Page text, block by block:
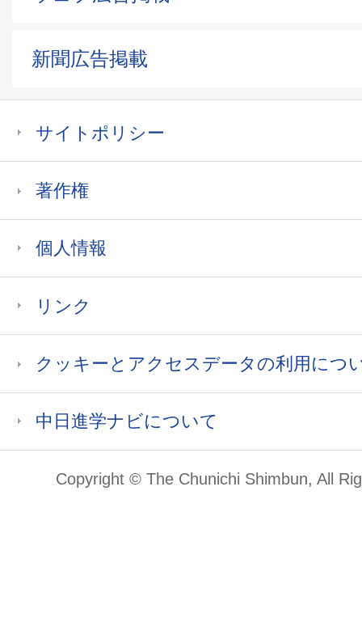
新聞広告掲載
サイトポリシー
著作権
個人情報
リンク
クッキーとアクセスデータの利用につ
中日進学ナビについて
Copyright © The Chunichi Shimbun, All